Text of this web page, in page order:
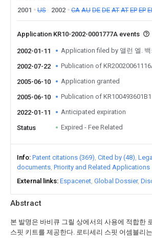
Abstract
본 발명은 바비큐 그릴 상에서의 사용에 적합한
스핏 키트를 제공한다. 로티세리 스핏 어셈블리
2001
US 2002 CA AU DE DE AT AT EP EP
Application KR10-2002-0001777A events
2002-01-11 Application filed by 앨런 엘. 백
2002-07-22 Publication of
2005-06-10 Application granted
2005-06-10 Publication of KR100493601B1
2022-01-11 Anticipated expiration
Status Expired - Fee Related
Info Patent citations (369) Cited by (48)
documents Priority and Related Applications
External links Espacenet Global Dossier